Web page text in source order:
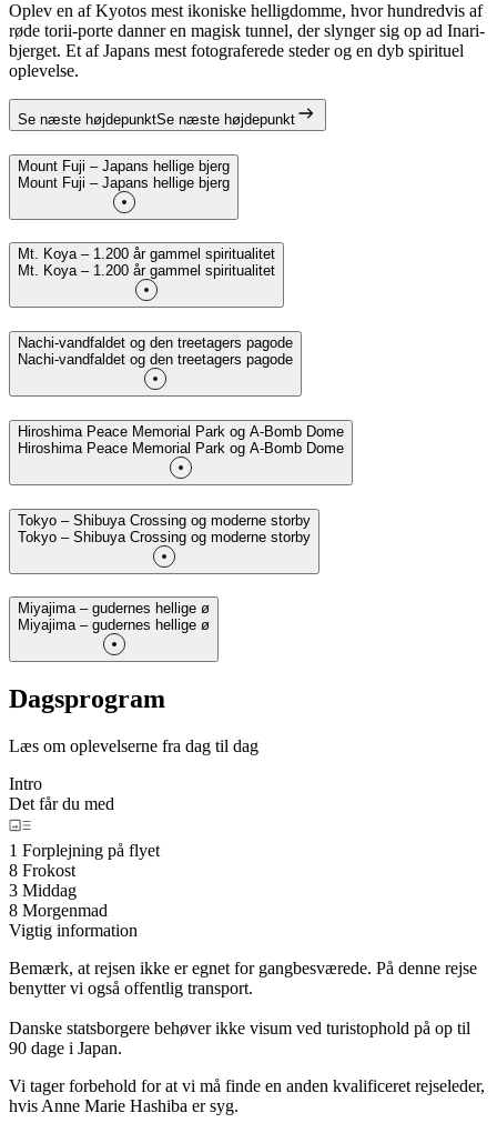
Oplev en af Kyotos mest ikoniske helligdomme, hvor hundredvis af
røde torii-porte danner en magisk tunnel, der slynger sig op ad Inari-
bjerget. Et af Japans mest fotograferede steder og en dyb spirituel
oplevelse.
Se næste højdepunktSe næste højdepunkt
Mount Fuji – Japans hellige bjerg
Mount Fuji – Japans hellige bjerg
Mt. Koya – 1.200 år gammel spiritualitet
Mt. Koya – 1.200 år gammel spiritualitet
Nachi-vandfaldet og den treetagers pagode
Nachi-vandfaldet og den treetagers pagode
Hiroshima Peace Memorial Park og A-Bomb Dome
Hiroshima Peace Memorial Park og A-Bomb Dome
Tokyo – Shibuya Crossing og moderne storby
Tokyo – Shibuya Crossing og moderne storby
Miyajima – gudernes hellige ø
Miyajima – gudernes hellige ø
Dagsprogram
Læs om oplevelserne fra dag til dag
Intro
Det får du med
1 Forplejning på flyet
8 Frokost
3 Middag
8 Morgenmad
Vigtig information
Bemærk, at rejsen ikke er egnet for gangbesværede. På denne rejse
benytter vi også offentlig transport.
Danske statsborgere behøver ikke visum ved turistophold på op til
90 dage i Japan.
Vi tager forbehold for at vi må finde en anden kvalificeret rejseleder,
hvis Anne Marie Hashiba er syg.